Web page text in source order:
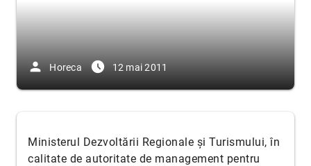
person Horeca access_time_filled 12 mai 2011
Ministerul Dezvoltării Regionale și Turismului, în
calitate de autoritate de management pentru